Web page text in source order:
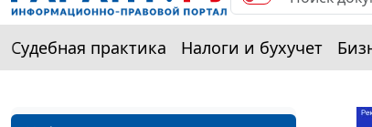
Судебная практика Налоги и бухучет